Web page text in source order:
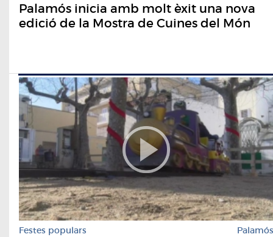
Palamós inicia amb molt èxit una nova
edició de la Mostra de Cuines del Món
Festes populars Palamós